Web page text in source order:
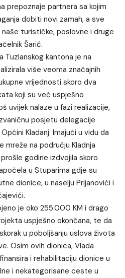
prepoznaje partnera sa kojim
dobiti novi zamah, a sve
turističke, poslovne i druge
Šarić.
Tuzlanskog kantona je na
više veoma značajnih
vrijednosti skoro dva
koji su već uspješno
uvijek nalaze u fazi realizacije,
posjetu delegacije
Kladanj. Imajući u vidu da
mreže na području Kladnja
godine izdvojila skoro
u Stuparima gdje su
dionice, u naselju Prijanovići i
je oko 255.000 KM i drago
uspješno okončana, te da
u poboljšanju uslova života
Osim ovih dionica, Vlada
i rehabilitaciju dionice u
i nekategorisane ceste u